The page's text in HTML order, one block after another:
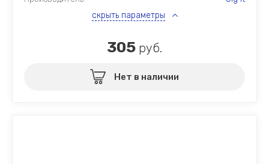
скрыть параметры
305 руб.
Нет в наличии